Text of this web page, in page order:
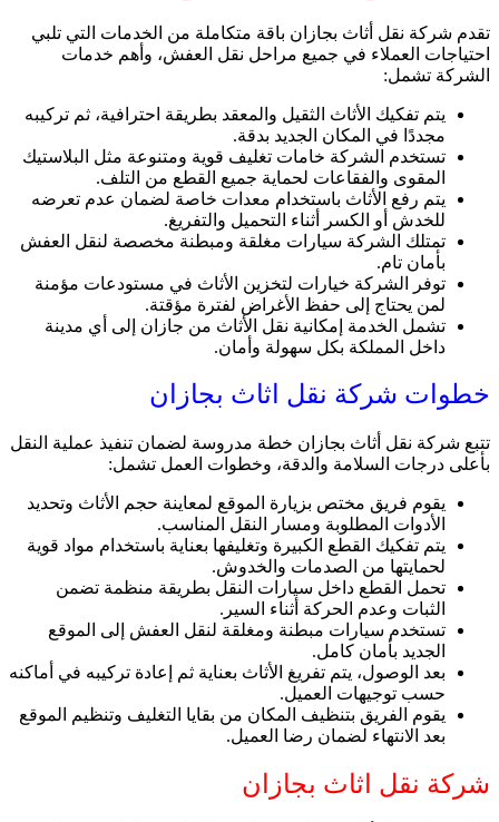
تقدم شركة نقل أثاث بجازان باقة متكاملة من الخدمات التي تلبي
احتياجات العملاء في جميع مراحل نقل العفش، وأهم خدمات
الشركة تشمل:
يتم تفكيك الأثاث الثقيل والمعقد بطريقة احترافية، ثم تركيبه
مجددًا في المكان الجديد بدقة.
تستخدم الشركة خامات تغليف قوية ومتنوعة مثل البلاستيك
المقوى والفقاعات لحماية جميع القطع من التلف.
يتم رفع الأثاث باستخدام معدات خاصة لضمان عدم تعرضه
للخدش أو الكسر أثناء التحميل والتفريغ.
تمتلك الشركة سيارات مغلقة ومبطنة مخصصة لنقل العفش
بأمان تام.
توفر الشركة خيارات لتخزين الأثاث في مستودعات مؤمنة
لمن يحتاج إلى حفظ الأغراض لفترة مؤقتة.
تشمل الخدمة إمكانية نقل الأثاث من جازان إلى أي مدينة
داخل المملكة بكل سهولة وأمان.
خطوات شركة نقل اثاث بجازان
تتبع شركة نقل أثاث بجازان خطة مدروسة لضمان تنفيذ عملية النقل
بأعلى درجات السلامة والدقة، وخطوات العمل تشمل:
يقوم فريق مختص بزيارة الموقع لمعاينة حجم الأثاث وتحديد
الأدوات المطلوبة ومسار النقل المناسب.
يتم تفكيك القطع الكبيرة وتغليفها بعناية باستخدام مواد قوية
لحمايتها من الصدمات والخدوش.
تحمل القطع داخل سيارات النقل بطريقة منظمة تضمن
الثبات وعدم الحركة أثناء السير.
تستخدم سيارات مبطنة ومغلقة لنقل العفش إلى الموقع
الجديد بأمان كامل.
بعد الوصول، يتم تفريغ الأثاث بعناية ثم إعادة تركيبه في أماكنه
حسب توجيهات العميل.
يقوم الفريق بتنظيف المكان من بقايا التغليف وتنظيم الموقع
بعد الانتهاء لضمان رضا العميل.
شركة نقل اثاث بجازان